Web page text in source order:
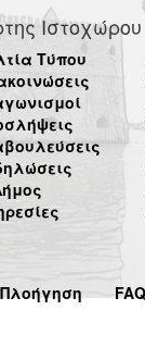
Ιστοχώρου
Τύπου
Πλοήγηση